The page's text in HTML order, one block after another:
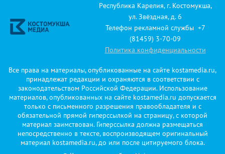
Республика Карелия, г. Костомукша,
ул. Звёздная, д. 6
Телефон рекламной службы +7
(81459) 3-70-09
Политика конфиденциальности
Все права на материалы, опубликованные на сайте kostamedia.ru,
принадлежат редакции и охраняются в соответствии с
законодательством Российской Федерации. Использование
материалов, опубликованных на сайте kostamedia.ru допускается
только с письменного разрешения правообладателя и с
обязательной прямой гиперссылкой на страницу, с которой
материал заимствован. Гиперссылка должна размещаться
непосредственно в тексте, воспроизводящем оригинальный
материал kostamedia.ru, до или после цитируемого блока.